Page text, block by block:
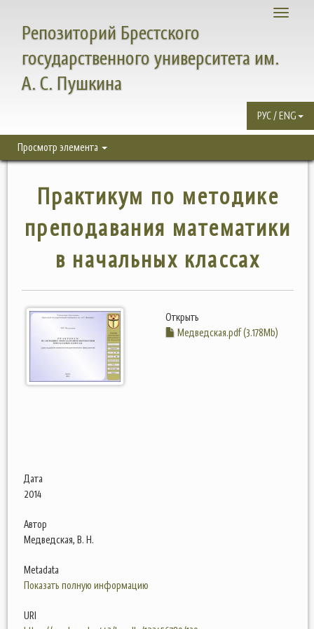
Toggle
Репозиторий Брестского
государственного университета им.
А. С. Пушкина
РУС / ENG
Просмотр элемента
Практикум по методике
преподавания математики
в начальных классах
Открыть
Медведская.pdf (3.178Mb)
Дата
2014
Автор
Медведская, В. Н.
Metadata
Показать полную информацию
URI